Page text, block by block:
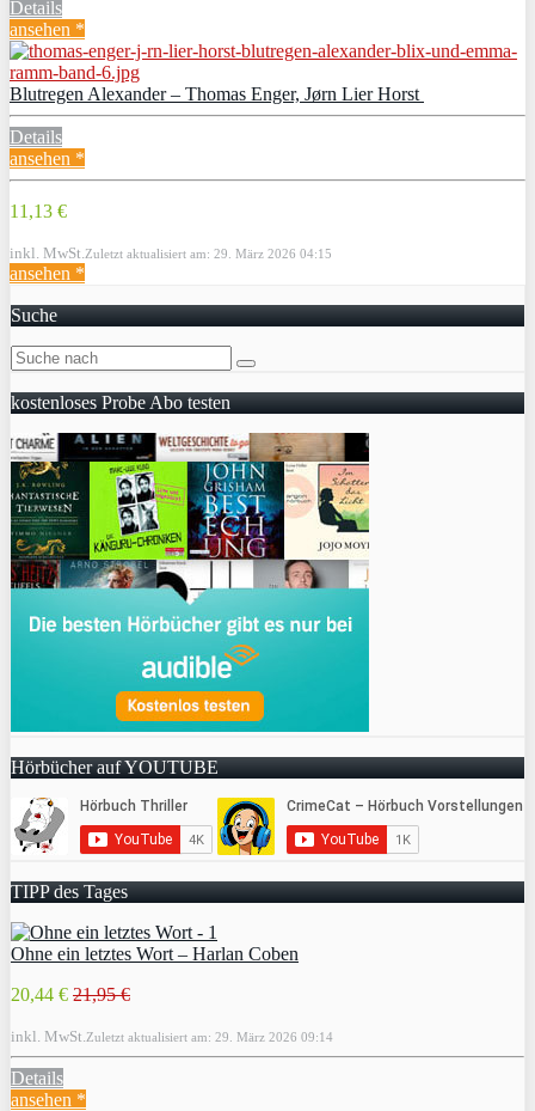
Details
ansehen *
Blutregen Alexander – Thomas Enger, Jørn Lier Horst
Details
ansehen *
11,13 €
inkl. MwSt. Zuletzt aktualisiert am: 29. März 2026 04:15
ansehen *
Suche
kostenloses Probe Abo testen
Hörbücher auf YOUTUBE
TIPP des Tages
Ohne ein letztes Wort – Harlan Coben
20,44 € 21,95 €
inkl. MwSt. Zuletzt aktualisiert am: 29. März 2026 09:14
Details
ansehen *